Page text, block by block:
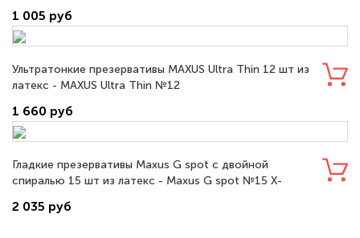
1 005 руб
Ультратонкие презервативы MAXUS Ultra Thin 12 шт из
латекс - MAXUS Ultra Thin №12
1 660 руб
Гладкие презервативы Maxus G spot с двойной
спиралью 15 шт из латекс - Maxus G spot №15 X-
2 035 руб